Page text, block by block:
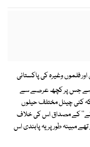
فلموں وغیرہ کی پاکستانی
دیا ہے جس پر کچھ عرصے سے
کئی چینل مختلف حیلوں
کے مصداق اس کی خلاف
مبینہ طور پر یہ پابندی اس